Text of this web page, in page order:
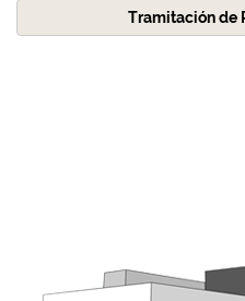
Tramitación de